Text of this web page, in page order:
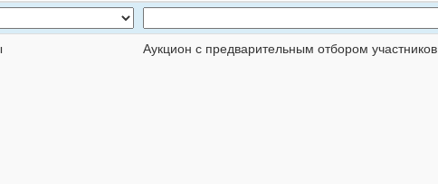
Аукцион с предварительным отбором участников